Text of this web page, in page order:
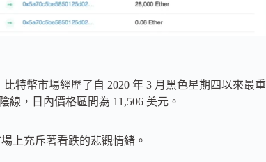
特幣市場經歷了自 2020 年 3 月黑色星期四以來最重
，日內價格區間為 11,506 美元。
上充斥著看跌的悲觀情緒。